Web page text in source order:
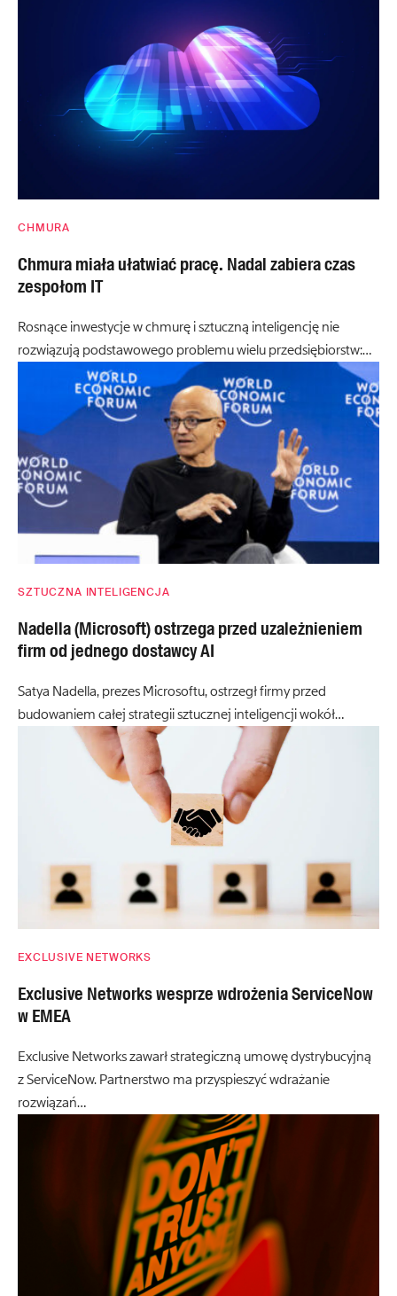
CHMURA
Chmura miała ułatwiać pracę. Nadal zabiera czas
zespołom IT
Rosnące inwestycje w chmurę i sztuczną inteligencję nie
rozwiązują podstawowego problemu wielu przedsiębiorstw:…
SZTUCZNA INTELIGENCJA
Nadella (Microsoft) ostrzega przed uzależnieniem
firm od jednego dostawcy AI
Satya Nadella, prezes Microsoftu, ostrzegł firmy przed
budowaniem całej strategii sztucznej inteligencji wokół…
EXCLUSIVE NETWORKS
Exclusive Networks wesprze wdrożenia ServiceNow
w EMEA
Exclusive Networks zawarł strategiczną umowę dystrybucyjną
z ServiceNow. Partnerstwo ma przyspieszyć wdrażanie
rozwiązań…